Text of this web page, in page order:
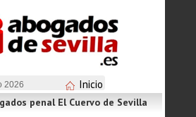
2026 Inicio
penal El Cuervo de Sevilla